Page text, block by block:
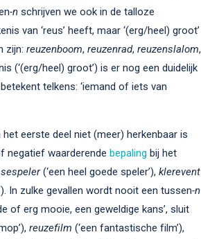
-n schrijven we ook in de talloze
van ‘reus’ heeft, maar ‘(erg/heel) groot’
zijn: reuzenboom, reuzenrad, reuzenslalom,
(‘(erg/heel) groot’) is er nog een duidelijk
telkens: ‘iemand of iets van
eerste deel niet (meer) herkenbaar is
negatief waarderende bepaling bij het
(‘een heel goede speler’), klerevent
In zulke gevallen wordt nooit een tussen-n
of erg mooie, een geweldige kans’, sluit
reuzefilm (‘een fantastische film’),